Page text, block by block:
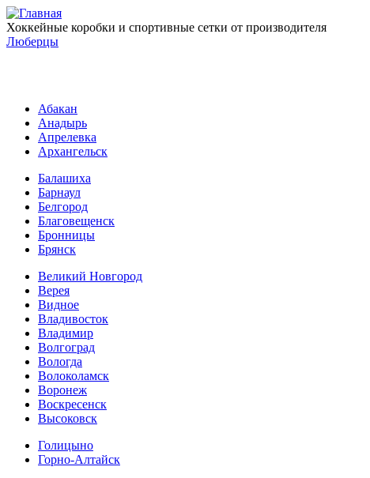
Хоккейные коробки и спортивные сетки от производителя
Люберцы
Абакан
Анадырь
Апрелевка
Архангельск
Балашиха
Барнаул
Белгород
Благовещенск
Бронницы
Брянск
Великий Новгород
Верея
Видное
Владивосток
Владимир
Волгоград
Вологда
Волоколамск
Воронеж
Воскресенск
Высоковск
Голицыно
Горно-Алтайск